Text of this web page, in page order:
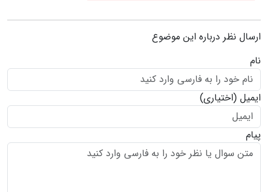
ارسال نظر درباره این موضوع
نام
ایمیل (اختیاری)
پیام